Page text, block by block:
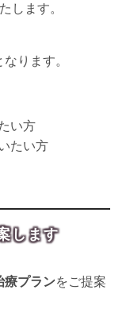
します。
なります。
い方
たい方
します
療プランをご提案